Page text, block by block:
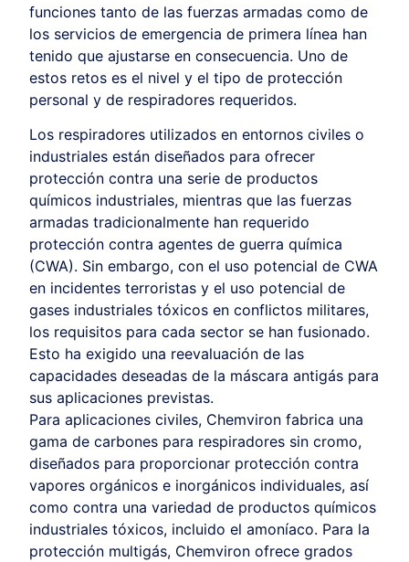
funciones tanto de las fuerzas armadas como de
los servicios de emergencia de primera línea han
tenido que ajustarse en consecuencia. Uno de
estos retos es el nivel y el tipo de protección
personal y de respiradores requeridos.
Los respiradores utilizados en entornos civiles o
industriales están diseñados para ofrecer
protección contra una serie de productos
químicos industriales, mientras que las fuerzas
armadas tradicionalmente han requerido
protección contra agentes de guerra química
(CWA). Sin embargo, con el uso potencial de CWA
en incidentes terroristas y el uso potencial de
gases industriales tóxicos en conflictos militares,
los requisitos para cada sector se han fusionado.
Esto ha exigido una reevaluación de las
capacidades deseadas de la máscara antigás para
sus aplicaciones previstas.
Para aplicaciones civiles, Chemviron fabrica una
gama de carbones para respiradores sin cromo,
diseñados para proporcionar protección contra
vapores orgánicos e inorgánicos individuales, así
como contra una variedad de productos químicos
industriales tóxicos, incluido el amoníaco. Para la
protección multigás, Chemviron ofrece grados